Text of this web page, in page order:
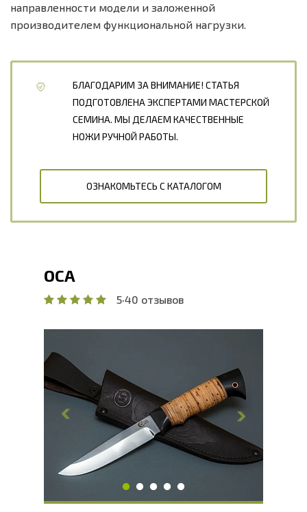
направленности модели и заложенной
производителем функциональной нагрузки.
БЛАГОДАРИМ ЗА ВНИМАНИЕ! СТАТЬЯ
ПОДГОТОВЛЕНА ЭКСПЕРТАМИ МАСТЕРСКОЙ
СЕМИНА. МЫ ДЕЛАЕМ КАЧЕСТВЕННЫЕ
НОЖИ РУЧНОЙ РАБОТЫ.
ОЗНАКОМЬТЕСЬ С КАТАЛОГОМ
ОСА
5·40 отзывов
Общая длина, мм
244.4
Длина клинка, мм
127.2
Ширина клинка, мм
26.6
Толщина обуха, мм
Ширина рукояти, мм
28.8
Длина рукояти, мм
117.2
Толщина рукояти, мм
Твердость клинка, HRC
60 - 62 HRC